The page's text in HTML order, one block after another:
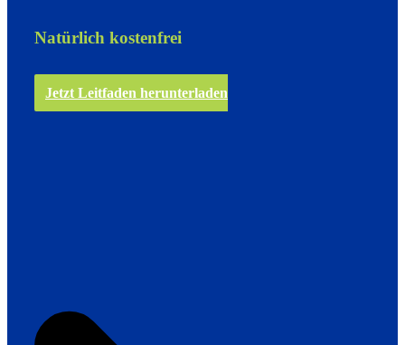
Natürlich kostenfrei
Jetzt Leitfaden herunterladen